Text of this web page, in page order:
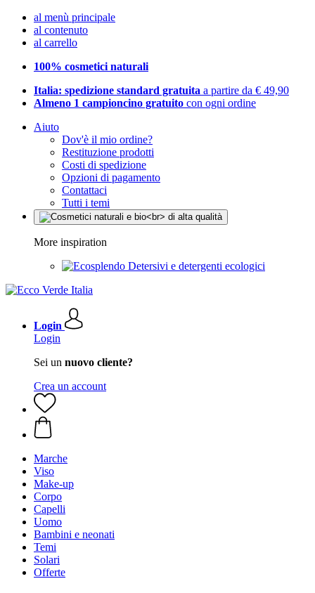
al menù principale
al contenuto
al carrello
100% cosmetici naturali
Italia: spedizione standard gratuita a partire da € 49,90
Almeno 1 campioncino gratuito con ogni ordine
Aiuto
Dov'è il mio ordine?
Restituzione prodotti
Costi di spedizione
Opzioni di pagamento
Contattaci
Tutti i temi
More inspiration
Detersivi e detergenti ecologici
Login
Login
Sei un nuovo cliente?
Crea un account
Marche
Viso
Make-up
Corpo
Capelli
Uomo
Bambini e neonati
Temi
Solari
Offerte